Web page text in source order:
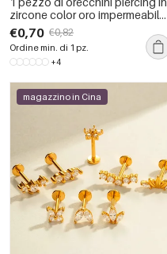
zircone color oro impermeabile
in acciaio inossidabile
€0,70 €0,82
Ordine min. di 1 pz.
+4
magazzino in Cina